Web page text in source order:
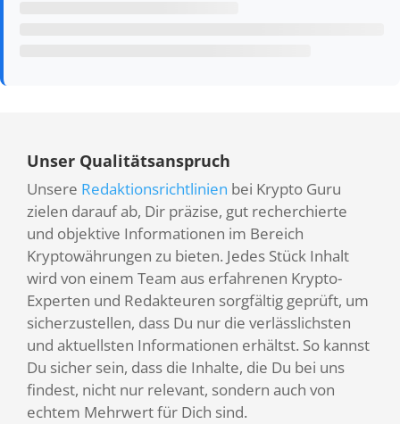
Unser Qualitätsanspruch
Unsere Redaktionsrichtlinien bei Krypto Guru
zielen darauf ab, Dir präzise, gut recherchierte
und objektive Informationen im Bereich
Kryptowährungen zu bieten. Jedes Stück Inhalt
wird von einem Team aus erfahrenen Krypto-
Experten und Redakteuren sorgfältig geprüft, um
sicherzustellen, dass Du nur die verlässlichsten
und aktuellsten Informationen erhältst. So kannst
Du sicher sein, dass die Inhalte, die Du bei uns
findest, nicht nur relevant, sondern auch von
echtem Mehrwert für Dich sind.